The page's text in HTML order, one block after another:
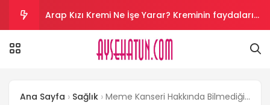
Arap Kızı Kremi Ne İşe Yarar? Kreminin faydaları
Aloe Vera Kremi Ne İşe Yarar? Aloe vera cilt
Ana Sayfa Sağlık Meme Kanseri Hakkında Bilmediğiniz 5 Şaşırtıcı Gerçek